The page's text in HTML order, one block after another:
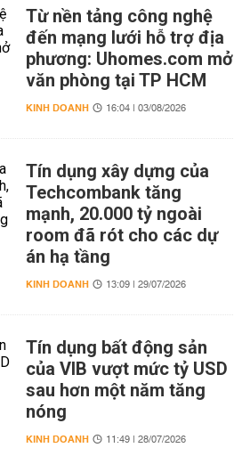
Từ nền tảng công nghệ
đến mạng lưới hỗ trợ địa
phương: Uhomes.com mở
văn phòng tại TP HCM
KINH DOANH 16:04 | 03/08/2026
Tín dụng xây dựng của
Techcombank tăng
mạnh, 20.000 tỷ ngoài
room đã rót cho các dự
án hạ tầng
KINH DOANH 13:09 | 29/07/2026
Tín dụng bất động sản
của VIB vượt mức tỷ USD
sau hơn một năm tăng
nóng
KINH DOANH 11:49 | 28/07/2026